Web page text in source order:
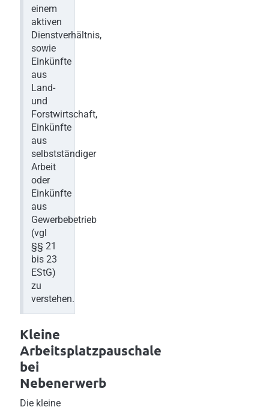
einem
aktiven
Dienstverhältnis,
sowie
Einkünfte
aus
Land-
und
Forstwirtschaft,
Einkünfte
aus
selbstständiger
Arbeit
oder
Einkünfte
aus
Gewerbebetrieb
(vgl
§§ 21
bis 23
EStG)
zu
verstehen.
Kleine
Arbeitsplatzpauschale
bei
Nebenerwerb
Die kleine